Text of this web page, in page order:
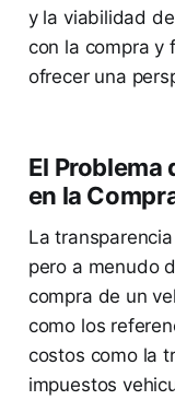
y la viabilidad
con la compra y
ofrecer una
El Problema
en la
La
pero a menudo
compra de un
como los
costos como la
impuestos